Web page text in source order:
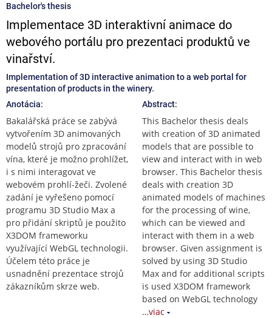
Bachelor's thesis
Implementace 3D interaktivní animace do
webového portálu pro prezentaci produktů ve
vinařství.
Implementation of 3D interactive animation to a web portal for
presentation of products in the winery.
Anotácia:
Bakalářská práce se zabývá
vytvořením 3D animovaných
modelů strojů pro zpracování
vína, které je možno prohlížet,
i s nimi interagovat ve
webovém prohlí-žeči. Zvolené
zadání je vyřešeno pomocí
programu 3D Studio Max a
pro přidání skriptů je použito
X3DOM frameworku
využívající WebGL technologii.
Účelem této práce je
usnadnění prezentace strojů
zákazníkům skrze web.
Abstract:
This Bachelor thesis deals
with creation of 3D animated
models that are possible to
view and interact with in web
browser. This Bachelor thesis
deals with creation 3D
animated models of machines
for the processing of wine,
which can be viewed and
interact with them in a web
browser. Given assignment is
solved by using 3D Studio
Max and for additional scripts
is used X3DOM framework
based on WebGL technology
…viac